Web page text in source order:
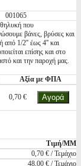
001065
που
βάνες, βρύσες και
από 1/2'' έως 4'' και
επίσης και στο
και την παροχή μας.
Αξία με ΦΠΑ
0,70 €
Τιμή/ΜΜ
0,70 € / Τεμάχιο
48,00 € / Τεμάχιο